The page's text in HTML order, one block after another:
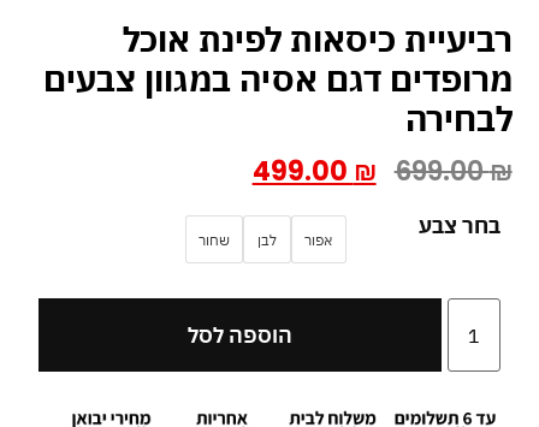
רביעיית כיסאות לפינת אוכל
מרופדים דגם אסיה במגוון צבעים
לבחירה
699.00₪
499.00 ₪
בחר צבע אפור לבן שחור
הוספה לסל